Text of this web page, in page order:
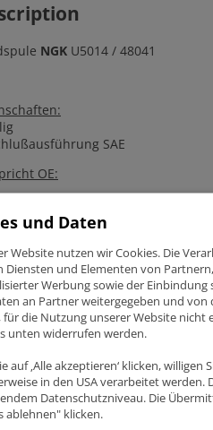
NGK U5014 / 48041
SAE
OE:
und Daten
Website nutzen wir Cookies. Die
Diensten und Elementen von
Werbung sowie der Einbindung
an Partner weitergegeben und
für die Nutzung unserer Website
unten widerrufen werden.
auf ‚Alle akzeptieren‘ klicken, willigen
in den USA verarbeitet werden.
Datenschutzniveau. Die
ablehnen" klicken.